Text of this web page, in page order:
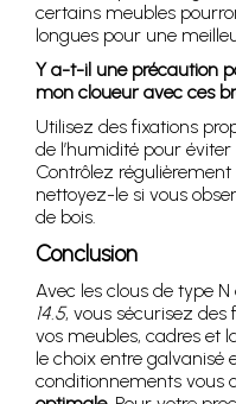
certains meubles
longues pour une
Y a-t-il une précaution
mon cloueur avec ces
Utilisez des fixations
de l’humidité pour éviter
Contrôlez
nettoyez-le si vous
de bois.
Conclusion
Avec les clous de type
14.5, vous sécurisez des
vos meubles, cadres et
le choix entre galvanisé
conditionnements vous